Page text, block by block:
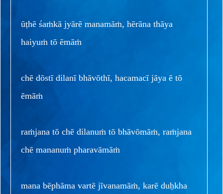
ūṭhē śaṁkā jyārē manamāṁ, hērāna thāya
haiyuṁ tō ēmāṁ
chē dōstī dilanī bhāvōthī, hacamacī jāya ē tō
ēmāṁ
raṁjana tō chē dilanuṁ tō bhāvōmāṁ, raṁjana
chē mananuṁ pharavāmāṁ
mana bēphāma vartē jīvanamāṁ, karē duḥkha